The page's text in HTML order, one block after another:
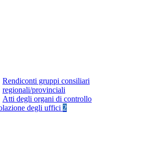
Rendiconti gruppi consiliari
regionali/provinciali
Atti degli organi di controllo
degli uffici 2